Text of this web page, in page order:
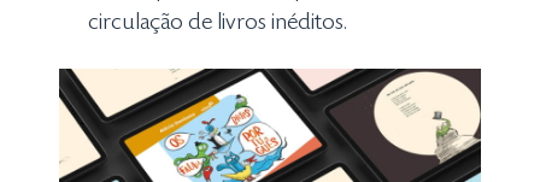
circulação de livros inéditos.